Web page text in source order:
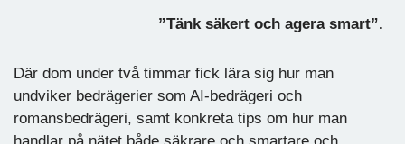
”Tänk säkert och agera smart”.
Där dom under två timmar fick lära sig hur man
undviker bedrägerier som AI-bedrägeri och
romansbedrägeri, samt konkreta tips om hur man